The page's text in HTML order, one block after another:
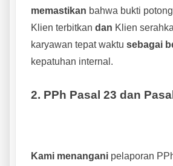
memastikan bahwa bukti
Klien terbitkan dan Klien
karyawan tepat waktu sebagai
kepatuhan internal.
2. PPh Pasal 23 dan
Kami menangani pelaporan